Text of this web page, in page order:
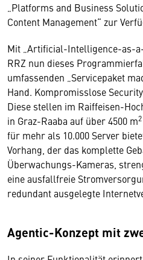
„Platforms and Business
Content Management“ zur
Mit „Artificial-Intelligence-as-
RRZ nun dieses
umfassenden „Servicepaket
Hand. Kompromisslose
Diese stellen im Raiffeisen-
in Graz-Raaba auf über 4500 m2
für mehr als 10.000 Server
Vorhang, der das komplette
Überwachungs-Kameras,
eine ausfallfreie
redundant ausgelegte
Agentic-Konzept mit